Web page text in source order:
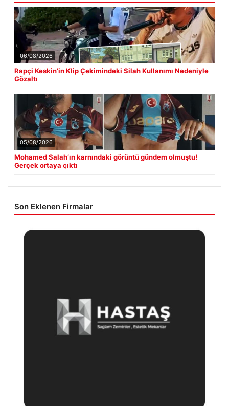
06/08/2026
Rapçi Keskin’in Klip Çekimindeki Silah Kullanımı Nedeniyle
Gözaltı
05/08/2026
Mohamed Salah’ın karnındaki görüntü gündem olmuştu!
Gerçek ortaya çıktı
Son Eklenen Firmalar